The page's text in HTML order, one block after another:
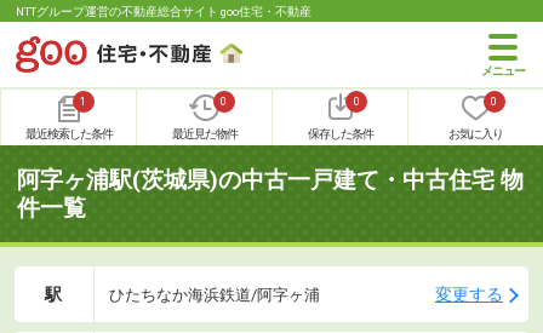
NTTグループ運営の不動産総合サイト goo住宅・不動産
1
最近検索した条件
0
最近見た物件
0
保存した条件
0
お気に入り
阿字ヶ浦駅(茨城県)の中古一戸建て・中古住宅 物
件一覧
駅 ひたちなか海浜鉄道/阿字ヶ浦 変更する